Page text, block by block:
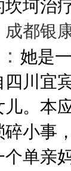
坷治
成都银
她是
川宜
。本
碎小事
亲妈